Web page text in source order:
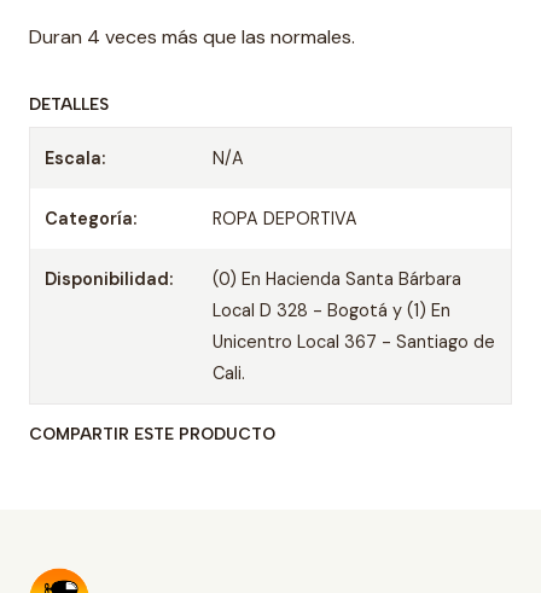
Duran 4 veces más que las normales.
DETALLES
Escala: N/A
Categoría: ROPA DEPORTIVA
Disponibilidad:
(0) En Hacienda Santa Bárbara
Local D 328 - Bogotá y (1) En
Unicentro Local 367 - Santiago de
Cali.
COMPARTIR ESTE PRODUCTO